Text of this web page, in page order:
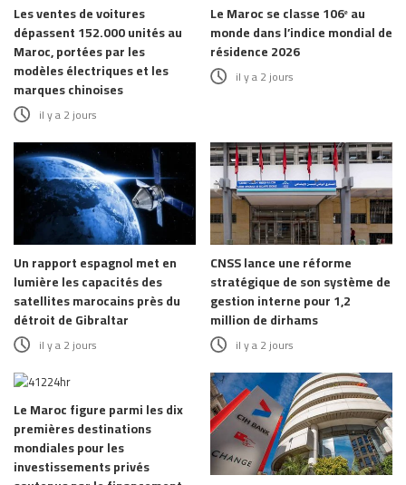
Les ventes de voitures
dépassent 152.000 unités au
Maroc, portées par les
modèles électriques et les
marques chinoises
il y a 2 jours
Le Maroc se classe 106ᵉ au
monde dans l’indice mondial de
résidence 2026
il y a 2 jours
Un rapport espagnol met en
lumière les capacités des
satellites marocains près du
détroit de Gibraltar
il y a 2 jours
CNSS lance une réforme
stratégique de son système de
gestion interne pour 1,2
million de dirhams
il y a 2 jours
Le Maroc figure parmi les dix
premières destinations
mondiales pour les
investissements privés